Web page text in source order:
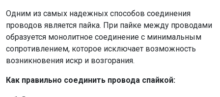
Одним из самых надежных способов соединения
проводов является пайка. При пайке между проводами
образуется монолитное соединение с минимальным
сопротивлением, которое исключает возможность
возникновения искр и возгорания.
Как правильно соединить провода спайкой: